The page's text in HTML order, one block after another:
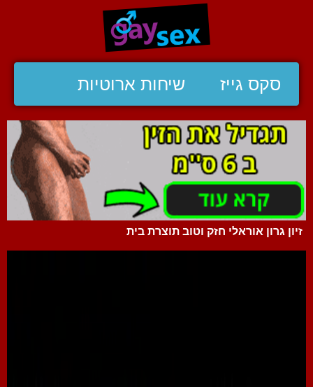
סקס גייז שיחות ארוטיות
זיון גרון אוראלי חזק וטוב תוצרת בית